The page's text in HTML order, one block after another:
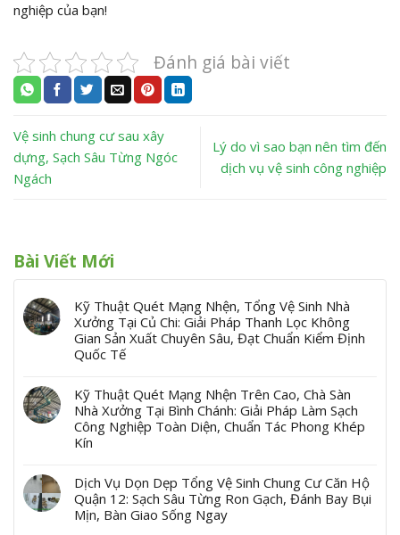
nghiệp của bạn!
Đánh giá bài viết
Vệ sinh chung cư sau xây
dựng, Sạch Sâu Từng Ngóc
Ngách
Lý do vì sao bạn nên tìm đến
dịch vụ vệ sinh công nghiệp
Bài Viết Mới
Kỹ Thuật Quét Mạng Nhện, Tổng Vệ Sinh Nhà
Xưởng Tại Củ Chi: Giải Pháp Thanh Lọc Không
Gian Sản Xuất Chuyên Sâu, Đạt Chuẩn Kiểm Định
Quốc Tế
Kỹ Thuật Quét Mạng Nhện Trên Cao, Chà Sàn
Nhà Xưởng Tại Bình Chánh: Giải Pháp Làm Sạch
Công Nghiệp Toàn Diện, Chuẩn Tác Phong Khép
Kín
Dịch Vụ Dọn Dẹp Tổng Vệ Sinh Chung Cư Căn Hộ
Quận 12: Sạch Sâu Từng Ron Gạch, Đánh Bay Bụi
Mịn, Bàn Giao Sống Ngay